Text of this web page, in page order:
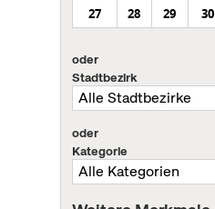
27
28 29 30
oder
Stadtbezirk
oder
Kategorie